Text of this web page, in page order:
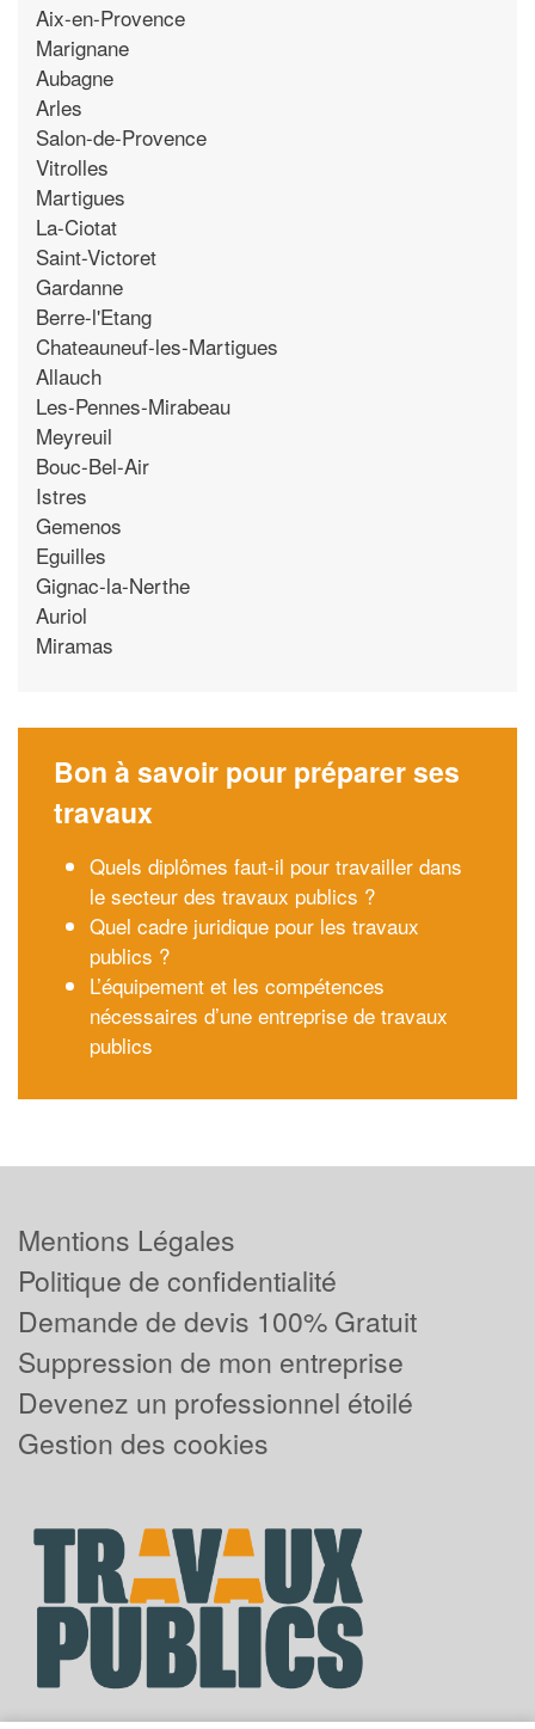
Aix-en-Provence
Marignane
Aubagne
Arles
Salon-de-Provence
Vitrolles
Martigues
La-Ciotat
Saint-Victoret
Gardanne
Berre-l'Etang
Chateauneuf-les-Martigues
Allauch
Les-Pennes-Mirabeau
Meyreuil
Bouc-Bel-Air
Istres
Gemenos
Eguilles
Gignac-la-Nerthe
Auriol
Miramas
Bon à savoir pour préparer ses
travaux
Quels diplômes faut-il pour travailler dans
le secteur des travaux publics ?
Quel cadre juridique pour les travaux
publics ?
L’équipement et les compétences
nécessaires d’une entreprise de travaux
publics
Mentions Légales
Politique de confidentialité
Demande de devis 100% Gratuit
Suppression de mon entreprise
Devenez un professionnel étoilé
Gestion des cookies